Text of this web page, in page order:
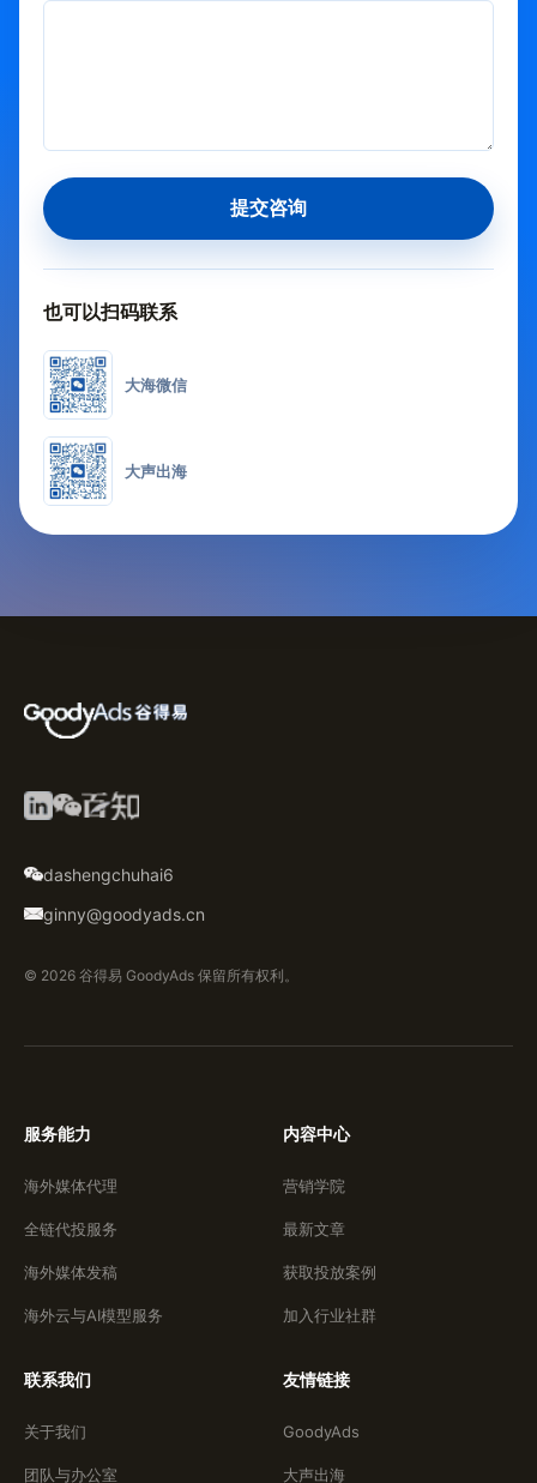
提交咨询
也可以扫码联系
大海微信
大声出海
dashengchuhai6
ginny@goodyads.cn
© 2026 谷得易 GoodyAds 保留所有权利。
服务能力
海外媒体代理
全链代投服务
海外媒体发稿
海外云与AI模型服务
内容中心
营销学院
最新文章
获取投放案例
加入行业社群
联系我们
关于我们
团队与办公室
友情链接
GoodyAds
大声出海